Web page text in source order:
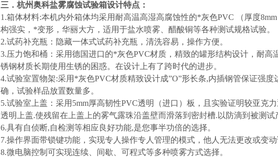
三．杭州奥科盐雾腐蚀试验箱设计特点：
1.箱体材料:本机内外箱体均采用耐高温高湿高腐蚀性的*灰色PVC （厚度
构强实，*变形，华丽大方，适用于盐水喷雾、醋酸铜等各种测试规格试验。
2.试药补充瓶：隐藏一体式试药补充瓶，清洗容易，操作方便。
3.压力饱和桶：采用德国进口的*灰色PVC材质，精致的罐形结构设计，耐
锈钢材质长期使用生锈的困惑。在设计上有了跨时代的进步。
4.试验室置物架:采用*灰色PVC材质精致设计成”O”形长条,内插钢管保证强
确，试验样品放置数量多。
5.试验室上盖：采用5mm厚高韧性PVC透明（进口）板，且实验证明较亚克
透明上盖.使残留在上盖上的雾气露珠沿盖壁而滑落到密封槽.以防滴到被测试
6.具有自侦断,自检测等相应良好功能,是您事半功倍的选择。
7.操作界面带锁键功能，实现专人操作专人管理的模式，他人无法更改或变动
8.微电脑控制可实现连续、间歇、可程式等多种喷雾方式选择。